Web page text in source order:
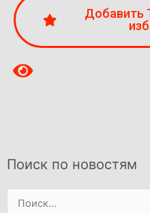
Добавить
Поиск по новостям
Поиск: